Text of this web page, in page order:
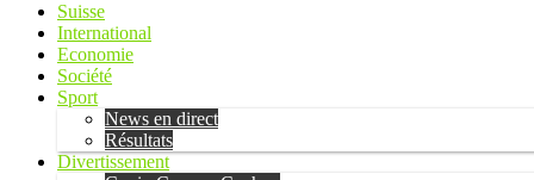
Suisse
International
Economie
Société
Sport
News en direct
Résultats
Divertissement